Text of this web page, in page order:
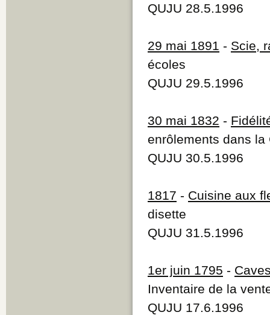
QUJU 28.5.1996
29 mai 1891 - Scie,
écoles
QUJU 29.5.1996
30 mai 1832 -
enrôlements dans la
QUJU 30.5.1996
1817 - Cuisine aux
disette
QUJU 31.5.1996
1er juin 1795 -
Inventaire de la
QUJU 17.6.1996